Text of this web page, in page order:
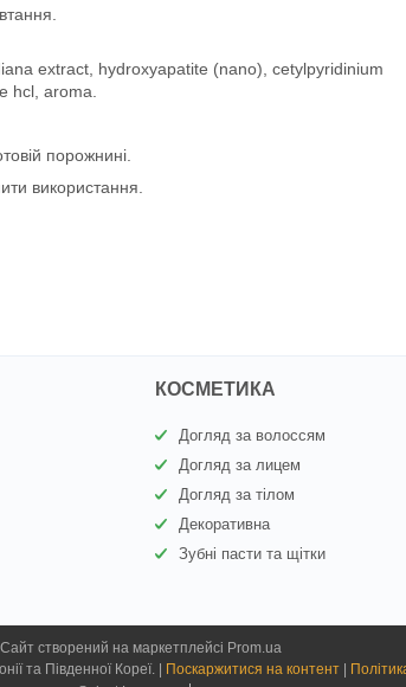
extract, hydroxyapatite (nano), cetylpyridinium
hcl, aroma.
порожнині.
використання.
КОСМЕТИКА
Догляд за волоссям
Догляд за лицем
Догляд за тілом
Декоративна
Зубні пасти та щітки
Сайт створений на маркетплейсі Prom.ua
Поскаржитися на контент